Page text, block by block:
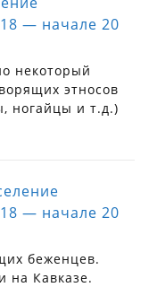
— начале 20
некоторый
этносов
ногайцы и т.д.)
— начале 20
беженцев.
на Кавказе.